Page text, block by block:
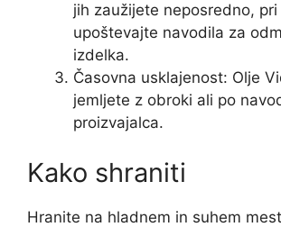
jih zaužijete neposredno,
upoštevajte navodila za
izdelka.
Časovna usklajenost: Olje
jemljete z obroki ali po
proizvajalca.
Kako shraniti
Hranite na hladnem in suhem